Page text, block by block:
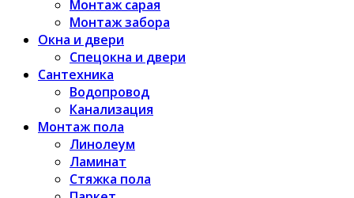
Монтаж сарая
Монтаж забора
Окна и двери
Спецокна и двери
Сантехника
Водопровод
Канализация
Монтаж пола
Линолеум
Ламинат
Стяжка пола